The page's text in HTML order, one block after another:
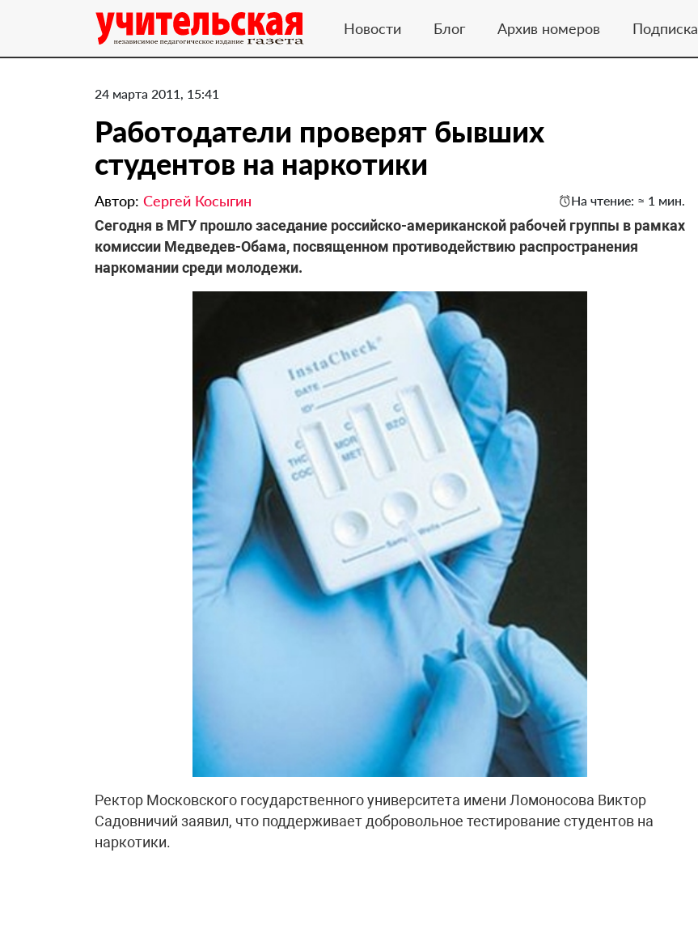
Новости Блог Архив номеров Подписка
24 марта 2011, 15:41
Работодатели проверят бывших
студентов на наркотики
Автор: Сергей Косыгин На чтение: ≈ 1 мин.
Сегодня в МГУ прошло заседание российско-американской рабочей группы в рамках
комиссии Медведев-Обама, посвященном противодействию распространения
наркомании среди молодежи.
Ректор Московского государственного университета имени Ломоносова Виктор
Садовничий заявил, что поддерживает добровольное тестирование студентов на
наркотики.